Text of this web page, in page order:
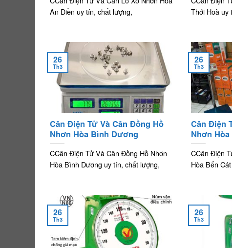
An Điền uy tín, chất lượng,
Thới Hoà uy
Cân Điện Tử Và Cân Đồng Hồ
Nhơn Hòa Bình Dương
CCân Điện Tử Và Cân Đồng Hồ Nhơn
Hòa Bình Dương uy tín, chất lượng,
26
Th3
Cân Điện
Nhơn
CCân Điện
Hòa Bến
26
Th3
26
Th3
26
Th3